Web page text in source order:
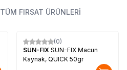
TÜM FIRSAT ÜRÜNLERİ
(0)
SUN-FIX SUN-FIX Macun
Kaynak, QUICK 50gr